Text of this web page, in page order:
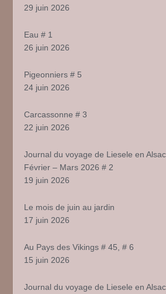
29 juin 2026
Eau # 1
26 juin 2026
Pigeonniers # 5
24 juin 2026
Carcassonne # 3
22 juin 2026
Journal du voyage de Liesele en
Février – Mars 2026 # 2
19 juin 2026
Le mois de juin au jardin
17 juin 2026
Au Pays des Vikings # 45, # 6
15 juin 2026
Journal du voyage de Liesele en